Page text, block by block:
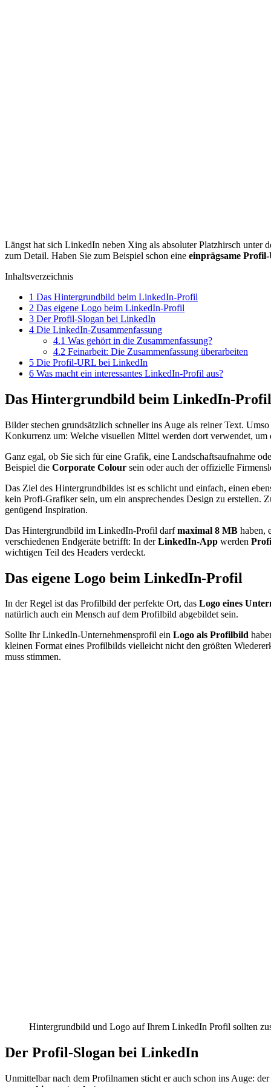
Längst hat sich LinkedIn neben Xing als absoluter Platzhirsch unter
zum Detail. Haben Sie zum Beispiel schon eine einprägsame
Inhaltsverzeichnis
1 Das Hintergrundbild beim LinkedIn-Profil
2 Das eigene Logo beim LinkedIn-Profil
3 Der Profil-Slogan bei LinkedIn
4 Die LinkedIn-Zusammenfassung
4.1 Was gehört in die Zusammenfassung?
4.2 Feinarbeit: Die Zusammenfassung überarbeiten
5 Die Profil-URL bei LinkedIn
6 Was macht ein interessantes LinkedIn-Profil aus?
Das Hintergrundbild beim LinkedIn-Profil
Bilder stechen grundsätzlich schneller ins Auge als reiner Text.
Konkurrenz um: Welche visuellen Mittel werden dort verwendet,
Ganz egal, ob Sie sich für eine Grafik, eine Landschaftsaufnahme
Beispiel die Corporate Colour sein oder auch der offizielle
Das Ziel des Hintergrundbildes ist es schlicht und einfach, einen
kein Profi-Grafiker sein, um ein ansprechendes Design zu erstellen.
genügend Inspiration.
Das Hintergrundbild im LinkedIn-Profil darfmaximal 8 MB haben,
verschiedenen Endgeräte betrifft: In derLinkedIn-App werden
wichtigen Teil des Headers verdeckt.
Das eigene Logo beim LinkedIn-Profil
In der Regel ist das Profilbild der perfekte Ort, das Logo eines
natürlich auch ein Mensch auf dem Profilbild abgebildet sein.
Sollte Ihr LinkedIn-Unternehmensprofil ein Logo als Profilbild
kleinen Format eines Profilbilds vielleicht nicht den größten
muss stimmen.
Hintergrundbild und Logo auf Ihrem LinkedIn Profil sollten
Der Profil-Slogan bei LinkedIn
Unmittelbar nach dem Profilnamen sticht er auch schon ins Auge: